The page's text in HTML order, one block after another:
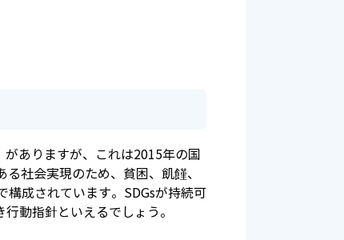
ありますが、これは2015年の国
社会実現のため、貧困、飢饉、
成されています。SDGsが持続可
動指針といえるでしょう。